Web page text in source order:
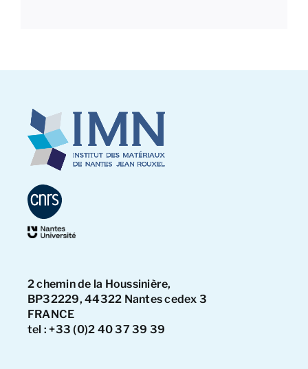
2 chemin de la Houssinière,
BP32229, 44322 Nantes cedex 3
FRANCE
tel : +33 (0)2 40 37 39 39